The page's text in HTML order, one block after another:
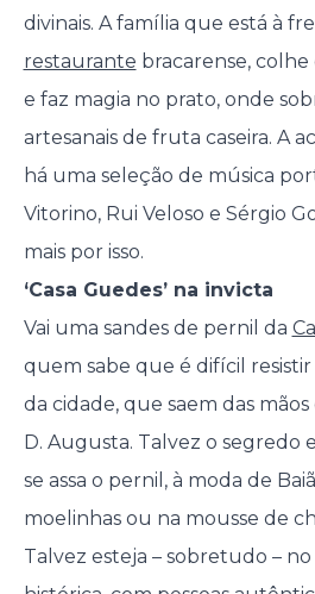
divinais. A família que está à
restaurante bracarense,
e faz magia no prato, onde
artesanais de fruta caseira. A
há uma seleção de música
Vitorino, Rui Veloso e Sérgio
mais por isso.
‘Casa Guedes’ na invicta
Vai uma sandes de pernil da
quem sabe que é difícil resistir
da cidade, que saem das
D. Augusta. Talvez o segredo
se assa o pernil, à moda de
moelinhas ou na mousse de
Talvez esteja – sobretudo –